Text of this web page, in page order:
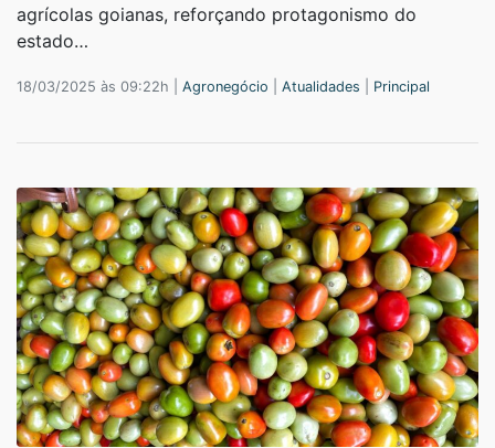
agrícolas goianas, reforçando protagonismo do
estado…
18/03/2025 às 09:22h | Agronegócio Atualidades Principal